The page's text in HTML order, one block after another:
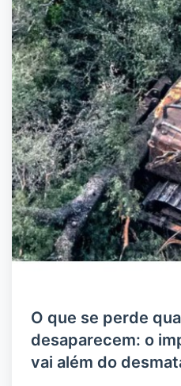
O que se perde
desaparecem: o
vai além do